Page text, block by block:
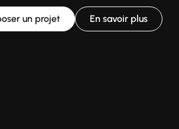
un projet En savoir plus